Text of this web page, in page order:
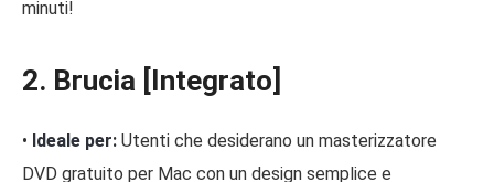
minuti!
2. Brucia [Integrato]
• Ideale per: Utenti che desiderano un masterizzatore
DVD gratuito per Mac con un design semplice e